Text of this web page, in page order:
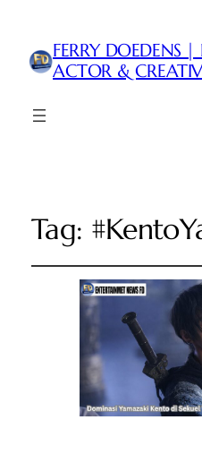
FERRY DOEDENS |
ACTOR &
Tag: